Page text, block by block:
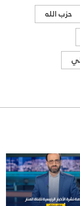
حزب الله